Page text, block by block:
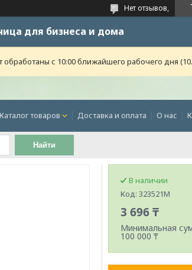
Нет отзывов,
для бизнеса и дома
с 10:00 ближайшего рабочего дня
Каталог товаров Доставка и оплата О нас
Найти
В наличии
Код: 323521M
3 696 ₸
Минимальная
100 000 ₸